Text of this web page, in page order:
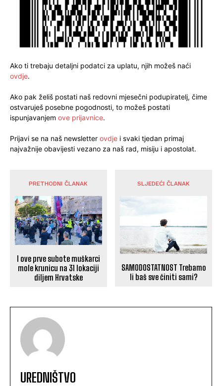
Ako ti trebaju detaljni podatci za uplatu, njih možeš naći
ovdje.
Ako pak želiš postati naš redovni mjesečni podupiratelj, čime
ostvaruješ posebne pogodnosti, to možeš postati
ispunjavanjem ove prijavnice.
Prijavi se na naš newsletter ovdje i svaki tjedan primaj
najvažnije obavijesti vezano za naš rad, misiju i apostolat.
PRETHODNI ČLANAK
I ove prve subote muškarci
mole krunicu na 31 lokaciji
diljem Hrvatske
SLJEDEĆI ČLANAK
SAMODOSTATNOST Trebamo
li baš sve činiti sami?
UREDNIŠTVO